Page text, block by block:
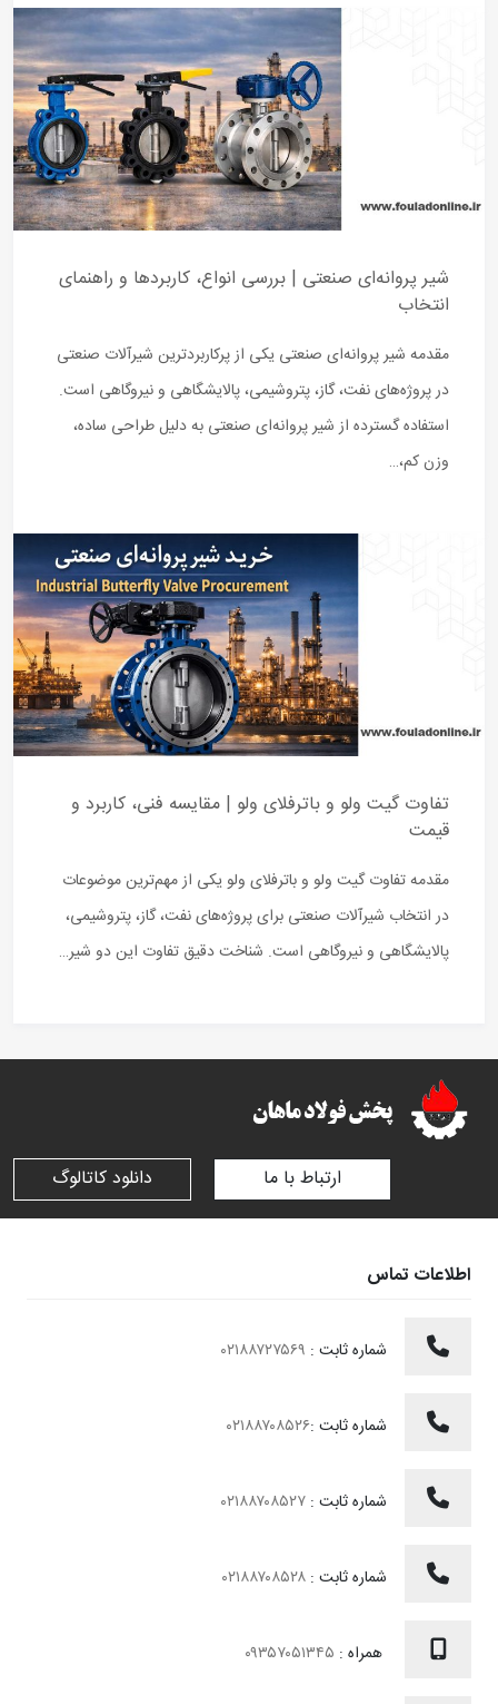
شیر پروانه‌ای صنعتی | بررسی انواع، کاربردها و راهنمای
انتخاب
مقدمه شیر پروانه‌ای صنعتی یکی از پرکاربردترین شیرآلات صنعتی
در پروژه‌های نفت، گاز، پتروشیمی، پالایشگاهی و نیروگاهی است.
استفاده گسترده از شیر پروانه‌ای صنعتی به دلیل طراحی ساده،
وزن کم،…
تفاوت گیت ولو و باترفلای ولو | مقایسه فنی، کاربرد و
قیمت
مقدمه تفاوت گیت ولو و باترفلای ولو یکی از مهم‌ترین موضوعات
در انتخاب شیرآلات صنعتی برای پروژه‌های نفت، گاز، پتروشیمی،
پالایشگاهی و نیروگاهی است. شناخت دقیق تفاوت این دو شیر…
ارتباط با ما دانلود کاتالوگ
اطلاعات تماس
شماره ثابت :
شماره ثابت :۰۲۱۸۸۷۰۸۵۲۶
شماره ثابت :
شماره ثابت :
همراه :